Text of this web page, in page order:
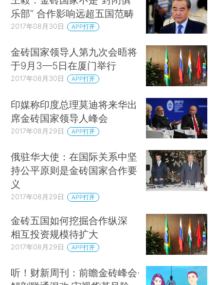
乐部” 合作影响远超五国范畴
2017年08月30日 APP打开
金砖国家领导人第九次会晤将
于9月3—5日在厦门举行
2017年08月30日 APP打开
印媒称印度总理莫迪将来华出
席金砖国家领导人峰会
2017年08月29日 APP打开
俄驻华大使：在国际关系中坚
持公平原则是金砖国家合作要
义
2017年08月29日 APP打开
金砖五国如何挖掘合作纵深
相互投资规模待扩大
2017年08月29日 APP打开
听！财新周刊：前瞻金砖峰会·